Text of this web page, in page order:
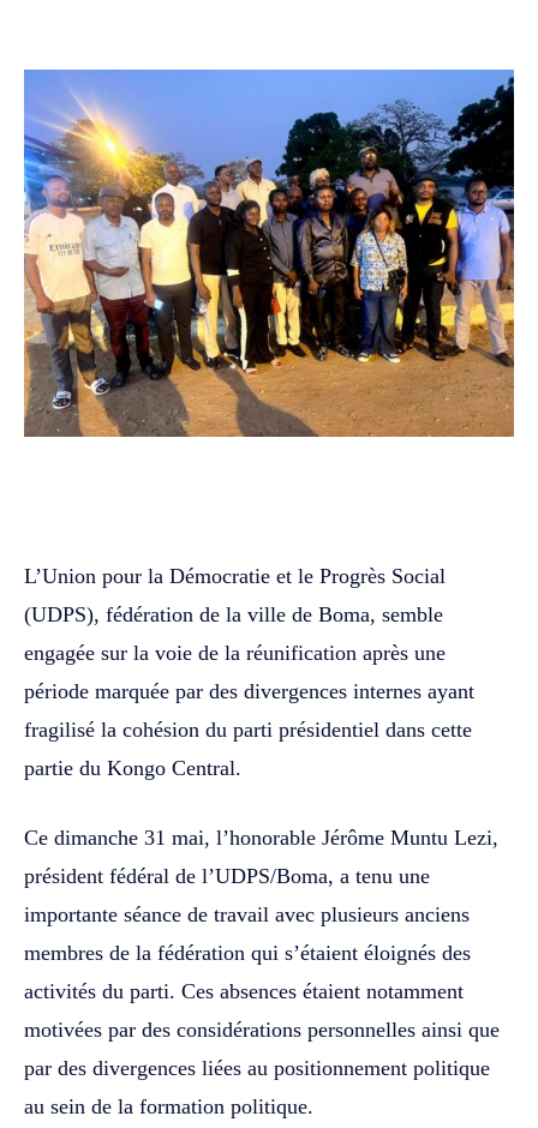
L’Union pour la Démocratie et le Progrès Social
(UDPS), fédération de la ville de Boma, semble
engagée sur la voie de la réunification après une
période marquée par des divergences internes ayant
fragilisé la cohésion du parti présidentiel dans cette
partie du Kongo Central.
Ce dimanche 31 mai, l’honorable Jérôme Muntu Lezi,
président fédéral de l’UDPS/Boma, a tenu une
importante séance de travail avec plusieurs anciens
membres de la fédération qui s’étaient éloignés des
activités du parti. Ces absences étaient notamment
motivées par des considérations personnelles ainsi que
par des divergences liées au positionnement politique
au sein de la formation politique.